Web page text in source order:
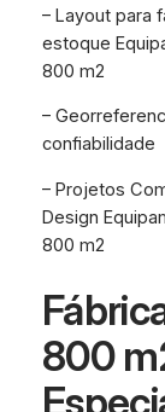
– Layout para
estoque
800 m2
–
confiabilidade
– Projetos
Design
800 m2
800